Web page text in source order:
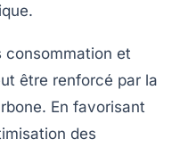
consommation et
être renforcé par la
En favorisant
des